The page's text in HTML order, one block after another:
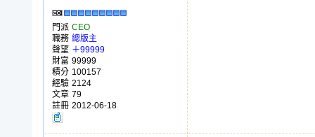
門派 CEO
職務 總版主
聲望 ＋99999
財富 99999
積分 100157
經驗 2124
文章 79
註冊 2012-06-18